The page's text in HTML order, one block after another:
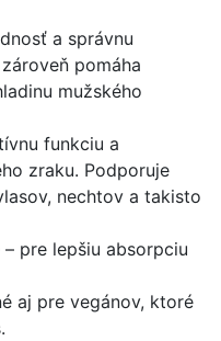
a správnu
pomáha
mužského
funkciu a
zraku. Podporuje
nechtov a takisto
pre lepšiu absorpciu
aj pre vegánov, ktoré